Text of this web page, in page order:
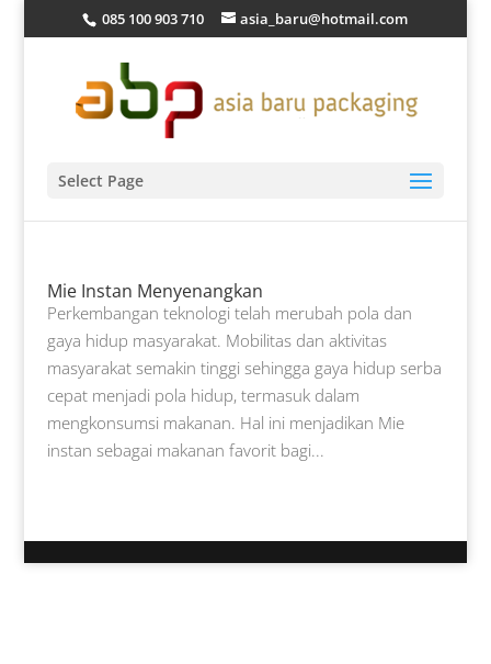
085 100 903 710 asia_baru@hotmail.com
Select Page
Mie Instan Menyenangkan
Perkembangan teknologi telah merubah pola dan
gaya hidup masyarakat. Mobilitas dan aktivitas
masyarakat semakin tinggi sehingga gaya hidup serba
cepat menjadi pola hidup, termasuk dalam
mengkonsumsi makanan. Hal ini menjadikan Mie
instan sebagai makanan favorit bagi...